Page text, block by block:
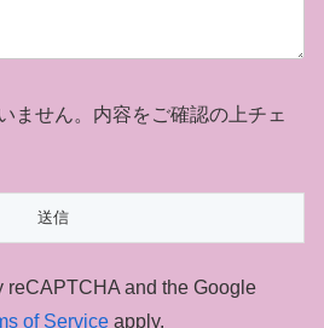
ません。内容をご確認の上チェ
reCAPTCHA and the Google
of Service apply.